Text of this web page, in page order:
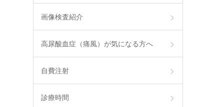
画像検査紹介
高尿酸血症（痛風）が気になる方へ
自費注射
診療時間